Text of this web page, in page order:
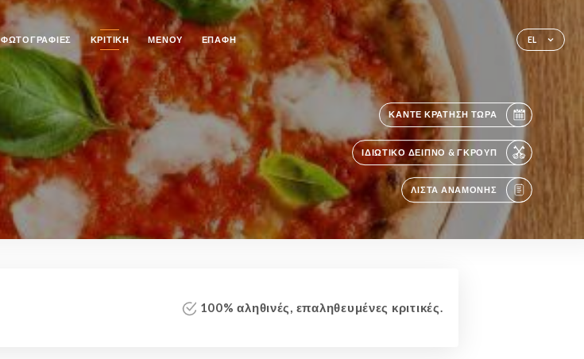
EL
ΦΩΤΟΓΡΑΦΊΕΣ ΚΡΙΤΙΚΉ ΜΕΝΟΎ ΕΠΑΦΉ
ΚΆΝΤΕ ΚΡΆΤΗΣΗ ΤΏΡΑ
ΙΔΙΩΤΙΚΌ ΔΕΊΠΝΟ & ΓΚΡΟΥΠ
ΛΊΣΤΑ ΑΝΑΜΟΝΉΣ
100% αληθινές, επαληθευμένες κριτικές.